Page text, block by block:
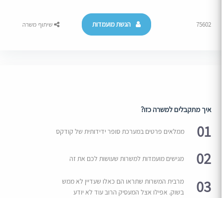
75602 הגשת מועמדות שיתוף משרה
איך מתקבלים למשרה כזו?
01 ממלאים פרטים במערכת סופר ידידותית של קודקס
02 מגישים מועמדות למשרות שעושות לכם את זה
03
מרבית המשרות שתראו הם כאלו שעדיין לא ממש
בשוק. אפילו אצל המעסיק הרוב עוד לא יודע